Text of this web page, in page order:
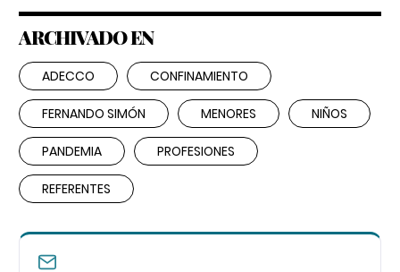
ARCHIVADO EN
ADECCO CONFINAMIENTO
FERNANDO SIMÓN MENORES NIÑOS
PANDEMIA PROFESIONES
REFERENTES